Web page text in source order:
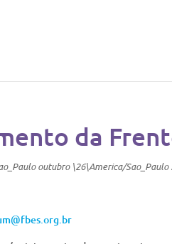
da
outubro \26\America/Sao_Paulo